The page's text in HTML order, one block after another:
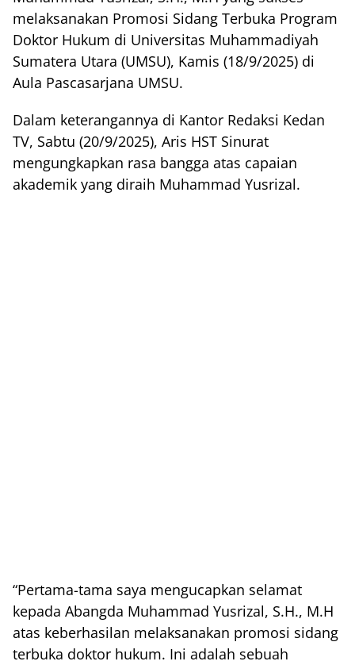
melaksanakan Promosi Sidang Terbuka Program
Doktor Hukum di Universitas Muhammadiyah
Sumatera Utara (UMSU), Kamis (18/9/2025) di
Aula Pascasarjana UMSU.
Dalam keterangannya di Kantor Redaksi Kedan
TV, Sabtu (20/9/2025), Aris HST Sinurat
mengungkapkan rasa bangga atas capaian
akademik yang diraih Muhammad Yusrizal.
“Pertama-tama saya mengucapkan selamat
kepada Abangda Muhammad Yusrizal, S.H., M.H
atas keberhasilan melaksanakan promosi sidang
terbuka doktor hukum. Ini adalah sebuah